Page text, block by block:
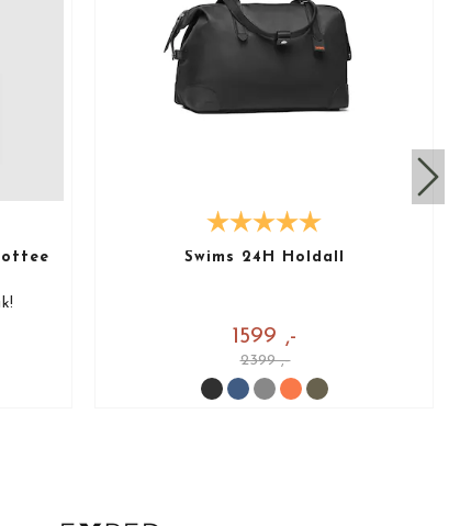
Swims 24H Holdall
1599 ,-
2399 ,-